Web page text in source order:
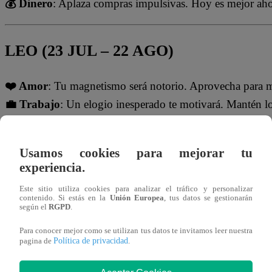
💰 Dinero: Aplaza compras impulsivas. Hoy es mejor
LEO (23 JUL – 22 AGO)
❤️ Amor: Tu magnetismo será notorio. Aprovecha para
💼 Trabajo: Un elogio inesperado te motivará. Mantén
: Posibilidad de una entrada de dinero. Úsala
VIRGO (23 AGO – 22 SEP)
❤️ Amor: No busques perfección, busca conexión. Deja
💰 Dinero: Puedes encontrar una forma más eficiente de
Usamos cookies para mejorar tu
experiencia.
Este sitio utiliza cookies para analizar el tráfico y personalizar
contenido. Si estás en la Unión Europea , tus datos se gestionarán
según el RGPD
Para conocer mejor como se utilizan tus datos te invitamos leer nuestra
pagina de Política de privacidad